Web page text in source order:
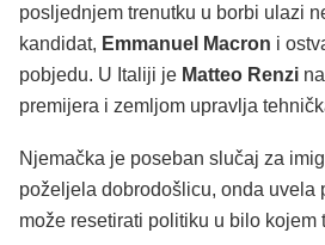
posljednjem trenutku u borbi ulazi
kandidat, Emmanuel Macron i
pobjedu. U Italiji je Matteo Renzi
premijera i zemljom upravlja
Njemačka je poseban slučaj za
poželjela dobrodošlicu, onda uvela
može resetirati politiku u bilo kojem